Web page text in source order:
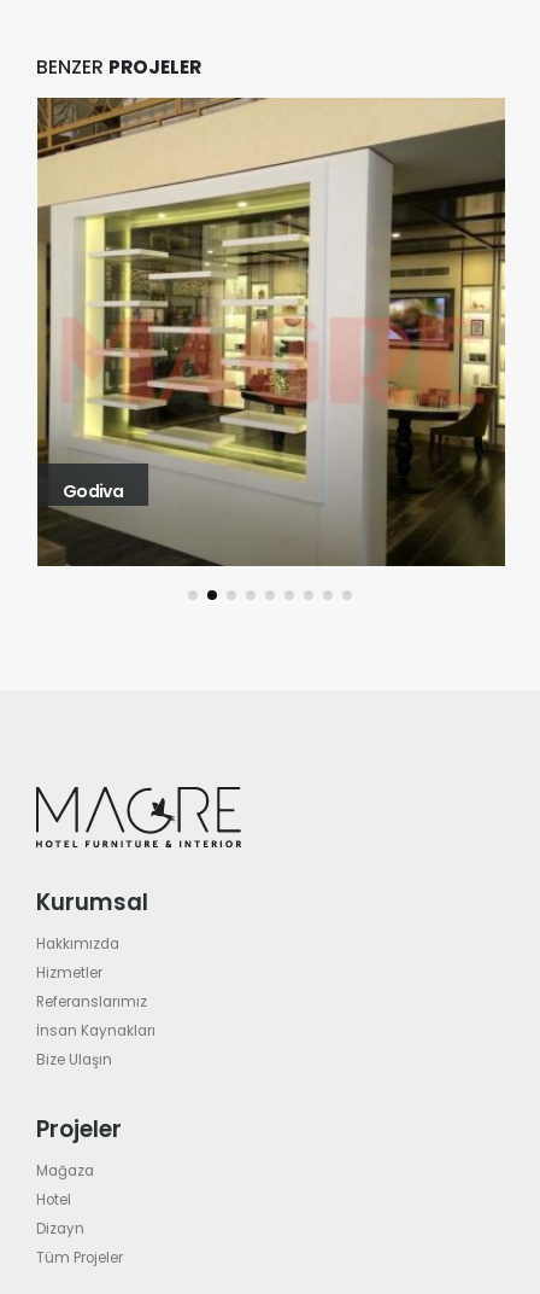
BENZER PROJELER
Godiva
Kurumsal
Hakkımızda
Hizmetler
Referanslarımız
İnsan Kaynakları
Bize Ulaşın
Projeler
Mağaza
Hotel
Dizayn
Tüm Projeler